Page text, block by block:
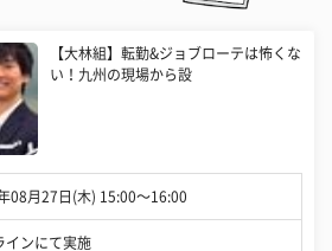
【大林組】転勤&ジョブローテは怖くな
い！九州の現場から設
08月27日(木) 15:00〜16:00
インにて実施